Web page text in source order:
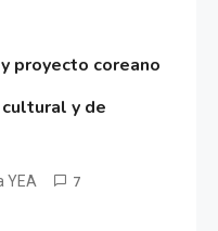
proyecto coreano
y de
YEA 7